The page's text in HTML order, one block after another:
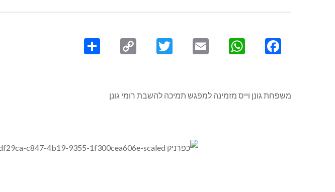
Facebook
WhatsApp
Email
Twitter
Copy
משפחת גונן וייס מזמינה למפגש תמיכה להשבת רומי גונן